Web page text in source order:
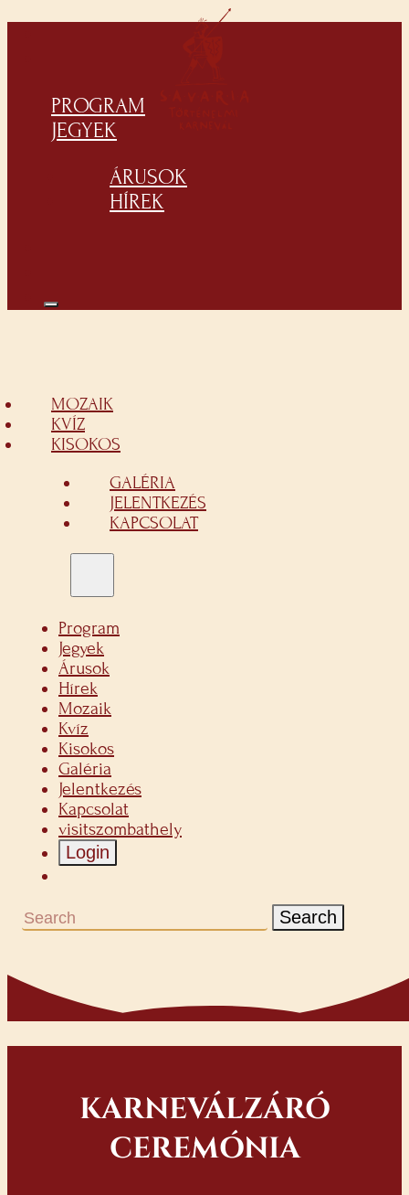
PROGRAM
JEGYEK
ÁRUSOK
HÍREK
MOZAIK
KVÍZ
KISOKOS
GALÉRIA
JELENTKEZÉS
KAPCSOLAT
Program
Jegyek
Árusok
Hírek
Mozaik
Kvíz
Kisokos
Galéria
Jelentkezés
Kapcsolat
visitszombathely
Login
Search
KARNEVÁLZÁRÓ
CEREMÓNIA